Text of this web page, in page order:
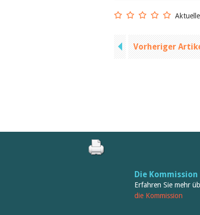
Vorheriger
Die Kommission
Erfahren Sie mehr
die Kommission